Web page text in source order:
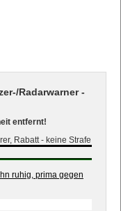
Radarwarner -
entfernt!
Rabatt - keine Strafe
ruhig, prima gegen